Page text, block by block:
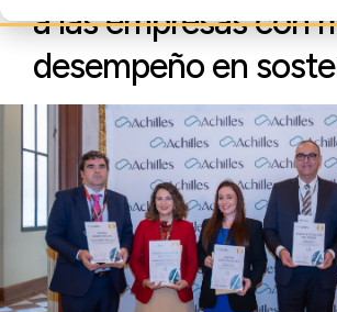
a las empresas con
desempeño en